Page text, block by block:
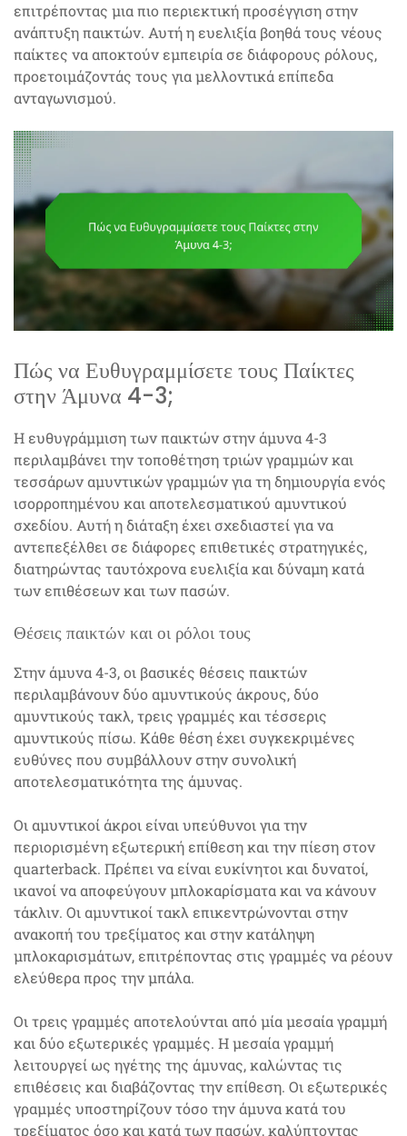
επιτρέποντας μια πιο περιεκτική προσέγγιση στην
ανάπτυξη παικτών. Αυτή η ευελιξία βοηθά τους νέους
παίκτες να αποκτούν εμπειρία σε διάφορους ρόλους,
προετοιμάζοντάς τους για μελλοντικά επίπεδα
ανταγωνισμού.
Πώς να Ευθυγραμμίσετε τους Παίκτες
στην Άμυνα 4-3;
Η ευθυγράμμιση των παικτών στην άμυνα 4-3
περιλαμβάνει την τοποθέτηση τριών γραμμών και
τεσσάρων αμυντικών γραμμών για τη δημιουργία ενός
ισορροπημένου και αποτελεσματικού αμυντικού
σχεδίου. Αυτή η διάταξη έχει σχεδιαστεί για να
αντεπεξέλθει σε διάφορες επιθετικές στρατηγικές,
διατηρώντας ταυτόχρονα ευελιξία και δύναμη κατά
των επιθέσεων και των πασών.
Θέσεις παικτών και οι ρόλοι τους
Στην άμυνα 4-3, οι βασικές θέσεις παικτών
περιλαμβάνουν δύο αμυντικούς άκρους, δύο
αμυντικούς τακλ, τρεις γραμμές και τέσσερις
αμυντικούς πίσω. Κάθε θέση έχει συγκεκριμένες
ευθύνες που συμβάλλουν στην συνολική
αποτελεσματικότητα της άμυνας.
Οι αμυντικοί άκροι είναι υπεύθυνοι για την
περιορισμένη εξωτερική επίθεση και την πίεση στον
quarterback. Πρέπει να είναι ευκίνητοι και δυνατοί,
ικανοί να αποφεύγουν μπλοκαρίσματα και να κάνουν
τάκλιν. Οι αμυντικοί τακλ επικεντρώνονται στην
ανακοπή του τρεξίματος και στην κατάληψη
μπλοκαρισμάτων, επιτρέποντας στις γραμμές να ρέουν
ελεύθερα προς την μπάλα.
Οι τρεις γραμμές αποτελούνται από μία μεσαία γραμμή
και δύο εξωτερικές γραμμές. Η μεσαία γραμμή
λειτουργεί ως ηγέτης της άμυνας, καλώντας τις
επιθέσεις και διαβάζοντας την επίθεση. Οι εξωτερικές
γραμμές υποστηρίζουν τόσο την άμυνα κατά του
τρεξίματος όσο και κατά των πασών, καλύπτοντας